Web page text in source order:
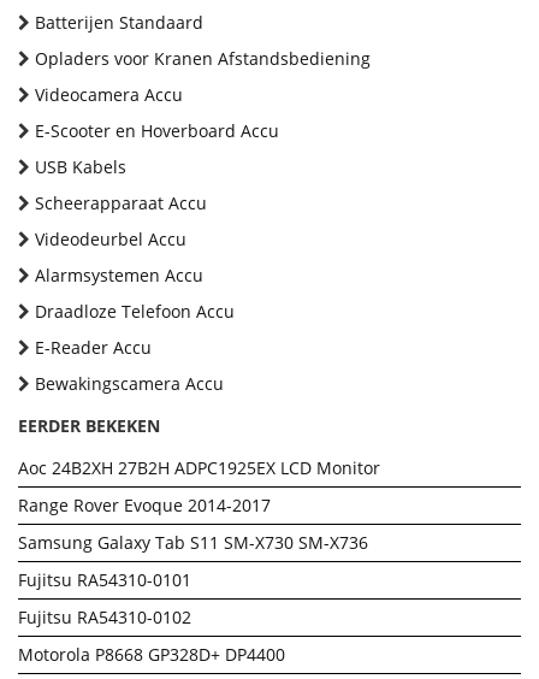
Batterijen Standaard
Opladers voor Kranen Afstandsbediening
Videocamera Accu
E-Scooter en Hoverboard Accu
USB Kabels
Scheerapparaat Accu
Videodeurbel Accu
Alarmsystemen Accu
Draadloze Telefoon Accu
E-Reader Accu
Bewakingscamera Accu
EERDER BEKEKEN
Aoc 24B2XH 27B2H ADPC1925EX LCD Monitor
Range Rover Evoque 2014-2017
Samsung Galaxy Tab S11 SM-X730 SM-X736
Fujitsu RA54310-0101
Fujitsu RA54310-0102
Motorola P8668 GP328D+ DP4400